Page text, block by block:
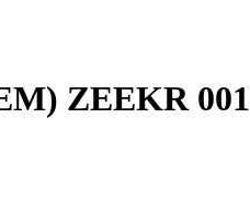
ZEEKR 001